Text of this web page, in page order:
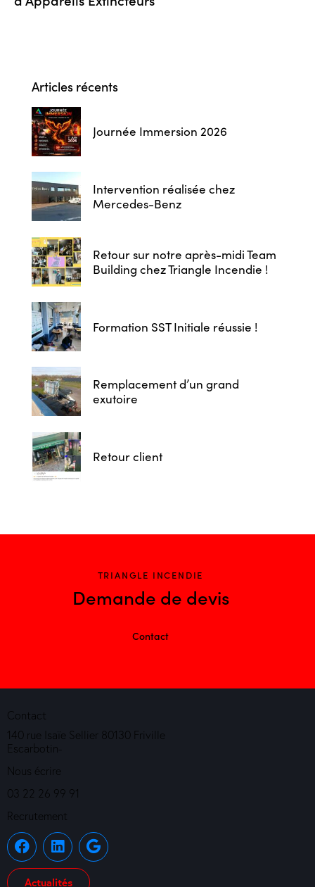
Articles récents
Journée Immersion 2026
Intervention réalisée chez
Mercedes-Benz
Retour sur notre après-midi Team
Building chez Triangle Incendie !
Formation SST Initiale réussie !
Remplacement d’un grand
exutoire
Retour client
TRIANGLE INCENDIE
Demande de devis
Contact
Contact
140 rue Isaïe Sellier 80130 Friville
Escarbotin-
Nous écrire
03 22 26 99 91
Recrutement
Actualités